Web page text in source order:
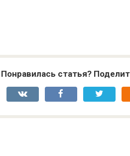
Понравилась статья?